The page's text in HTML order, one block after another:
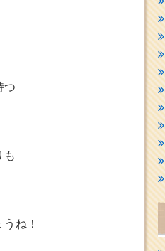
つ
も
ね！